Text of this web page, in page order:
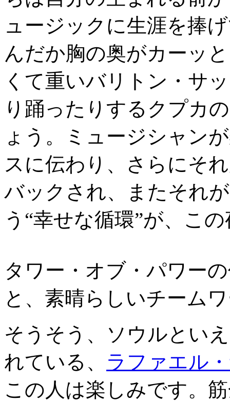
ュージックに生涯を捧
んだか胸の奥がカーッ
くて重いバリトン・サ
り踊ったりするクプカ
ょう。ミュージシャン
スに伝わり、さらにそ
バックされ、またそれ
う“幸せな循環”が、こ
タワー・オブ・パワー
と、素晴らしいチーム
そうそう、ソウルとい
れている、 ラファエル
この人は楽しみです。